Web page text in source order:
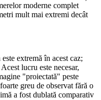
moderne complet
mult mai extremi decât
extremă în acest caz;
lucru este necesar,
"proiectată" peste
greu de observat fără o
a fost dublată comparativ